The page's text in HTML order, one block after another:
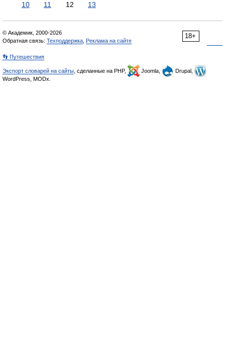
10
11 12 13
18+
© Академик, 2000-2026
Обратная связь: Техподдержка Реклама на сайте
👣 Путешествия
Экспорт словарей на сайты , сделанные на PHP, Joomla,
Drupal,
WordPress, MODx.